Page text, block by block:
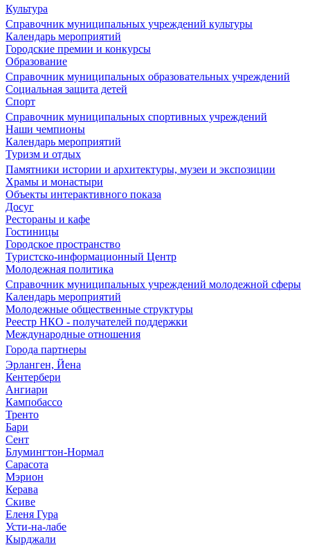
Культура
Справочник муниципальных учреждений культуры
Календарь мероприятий
Городские премии и конкурсы
Образование
Справочник муниципальных образовательных учреждений
Социальная защита детей
Спорт
Справочник муниципальных спортивных учреждений
Наши чемпионы
Календарь мероприятий
Туризм и отдых
Памятники истории и архитектуры, музеи и экспозиции
Храмы и монастыри
Объекты интерактивного показа
Досуг
Рестораны и кафе
Гостиницы
Городское пространство
Туристско-информационный Центр
Молодежная политика
Справочник муниципальных учреждений молодежной сферы
Календарь мероприятий
Молодежные общественные структуры
Реестр НКО - получателей поддержки
Международные отношения
Города партнеры
Эрланген, Йена
Кентербери
Ангиари
Кампобассо
Тренто
Бари
Сент
Блумингтон-Нормал
Сарасота
Мэрион
Керава
Скиве
Еленя Гура
Усти-на-лабе
Кырджали